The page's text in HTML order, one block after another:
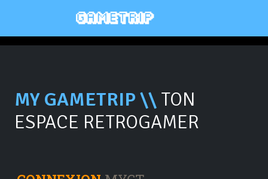
MY GAMETRIP \\ TON
ESPACE RETROGAMER